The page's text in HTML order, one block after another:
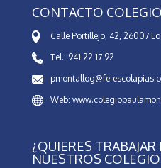
CONTACTO
Calle Portillejo, 42, 26007
Tel.: 941 22 17 92
pmontallog@fe-
Web:
¿QUIERES
NUESTROS